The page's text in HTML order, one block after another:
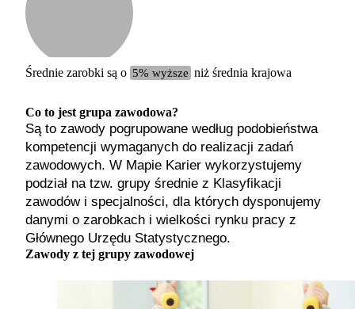
średnie
Średnie zarobki są o 5% wyższe niż średnia krajowa
Co to jest grupa zawodowa?
Są to zawody pogrupowane według podobieństwa
kompetencji wymaganych do realizacji zadań
zawodowych. W Mapie Karier wykorzystujemy
podział na tzw. grupy średnie z Klasyfikacji
zawodów i specjalności, dla których dysponujemy
danymi o zarobkach i wielkości rynku pracy z
Głównego Urzędu Statystycznego.
Zawody z tej grupy zawodowej